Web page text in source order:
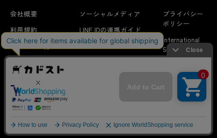
会社概要
利用規約
はじめての方へ
ソーシャルメディア
LINE IDの連携ガイド
FAQ
プライバシー
ポリシー
International
Shipping
リクエスト
当サイトでは利用体験の向上およびコンテンツの最適な提供、ト
ラフィックの分析を目的としてCookieを使用しています。
サイトの閲覧を継続された場合、Cookieの利用に同意したことも
のといたします。
詳細については
承諾する